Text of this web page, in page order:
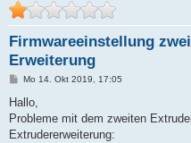
Firmwareeinstellung
Erweiterung
B
i
r
a
Mo 14. Okt 2019, 17:05
Hallo,
Probleme mit dem zweiten
Extrudererweiterung: